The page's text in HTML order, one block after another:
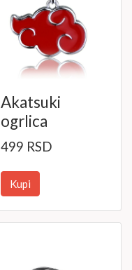
Akatsuki
ogrlica
499 RSD
Kupi